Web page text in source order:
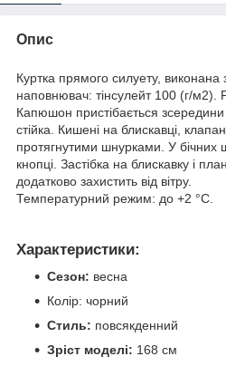
Опис
Куртка прямого силуету, виконана
наповнювач: тінсулейт 100 (г/м2).
Капюшон пристібається
стійка. Кишені на блискавці,
протягнутими шнурками. У бічних
кнопці. Застібка на блискавку і
додатково захистить від вітру.
Температурний режим: до +2 °C.
Характеристики:
Сезон: весна
Колір: чорний
Стиль: повсякденний
Зріст моделі: 168 см